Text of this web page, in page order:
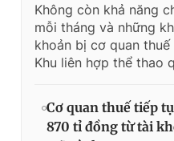
Không còn khả năng
mỗi tháng và những
khoản bị cơ quan
Khu liên hợp thể thao
Cơ quan thuế tiếp
870 tỉ đồng từ tài